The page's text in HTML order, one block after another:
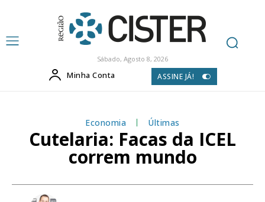
Sábado, Agosto 8, 2026
Minha Conta ASSINE JÁ!
Economia Últimas
Cutelaria: Facas da ICEL
correm mundo